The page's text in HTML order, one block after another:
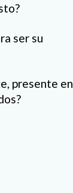
ser su
presente en